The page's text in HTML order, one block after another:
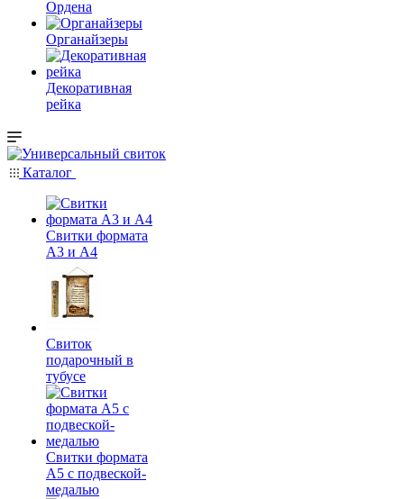
Ордена
Органайзеры
Декоративная
рейка
Каталог
Свитки формата
А3 и А4
Свиток
подарочный в
тубусе
Свитки формата
А5 с подвеской-
медалью